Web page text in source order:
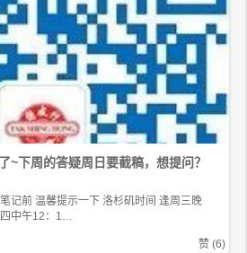
~下周的答疑周日要截稿，想提问？
记前 温馨提示一下 洛杉矶时间 逢周三晚
中午12：1…
赞 (6)